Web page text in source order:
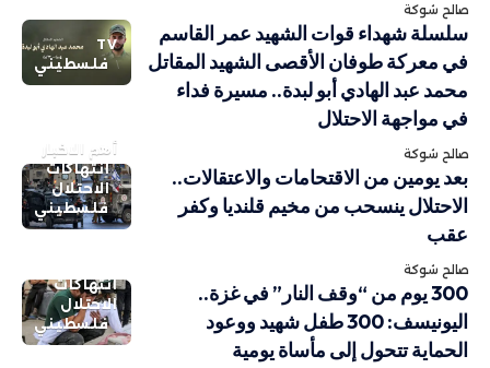
صالح شوكة
TV
فلسطيني
سلسلة شهداء قوات الشهيد عمر القاسم
في معركة طوفان الأقصى الشهيد المقاتل
محمد عبد الهادي أبو لبدة.. مسيرة فداء
في مواجهة الاحتلال
صالح شوكة
أهم الاخبار
انتهاكات
الاحتلال
فلسطيني
بعد يومين من الاقتحامات والاعتقالات..
الاحتلال ينسحب من مخيم قلنديا وكفر
عقب
صالح شوكة
انتهاكات
الاحتلال
فلسطيني
300 يوم من “وقف النار” في غزة..
اليونيسف: 300 طفل شهيد ووعود
الحماية تتحول إلى مأساة يومية